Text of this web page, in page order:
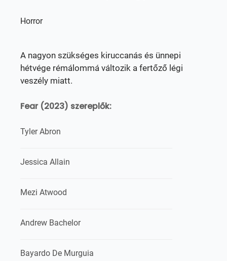
Horror
A nagyon szükséges kiruccanás és ünnepi
hétvége rémálommá változik a fertőző légi
veszély miatt.
Fear (2023) szereplők:
Tyler Abron
Jessica Allain
Mezi Atwood
Andrew Bachelor
Bayardo De Murguia